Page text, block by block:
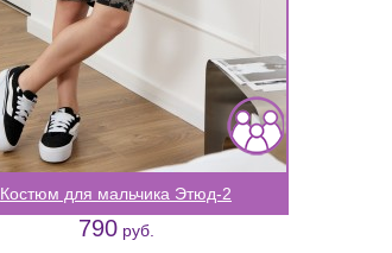
Костюм для мальчика Этюд-2
790руб.